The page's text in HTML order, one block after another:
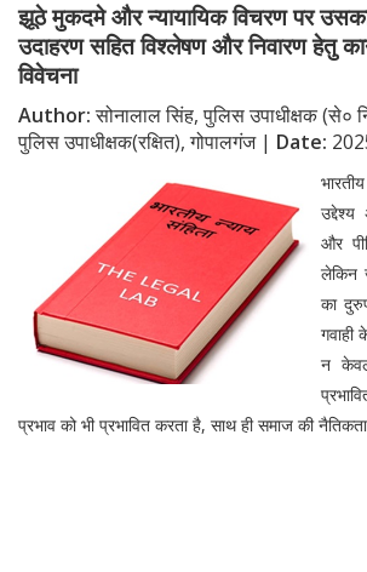
झूठे मुकदमे और न्यायायिक विचरण पर
उदाहरण सहित विश्लेषण और निवारण हेतु
विवेचना
Author:सोनालाल सिंह, पुलिस उपाधीक्षक (से०
पुलिस उपाधीक्षक(रक्षित), गोपालगंज | Date:
और
लेकिन
का
गवाही
न केवल
प्रभाव को भी प्रभावित करता है, साथ ही समाज की